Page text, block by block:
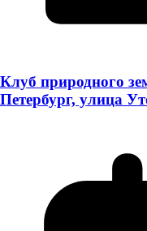
Клуб природного
Петербург, улица